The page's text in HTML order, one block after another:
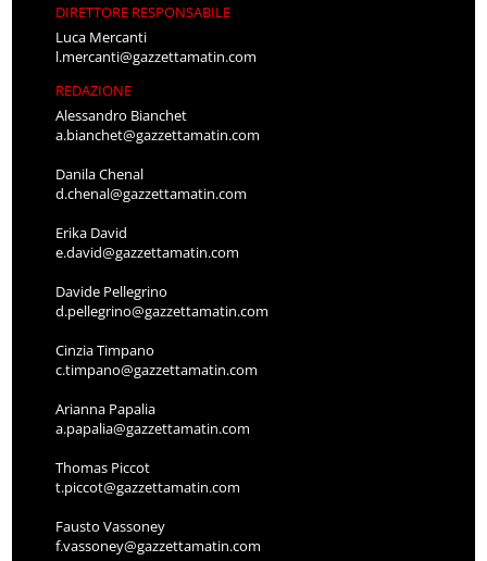
DIRETTORE RESPONSABILE
Luca Mercanti
l.mercanti@gazzettamatin.com
REDAZIONE
Alessandro Bianchet
a.bianchet@gazzettamatin.com
Danila Chenal
d.chenal@gazzettamatin.com
Erika David
e.david@gazzettamatin.com
Davide Pellegrino
d.pellegrino@gazzettamatin.com
Cinzia Timpano
c.timpano@gazzettamatin.com
Arianna Papalia
a.papalia@gazzettamatin.com
Thomas Piccot
t.piccot@gazzettamatin.com
Fausto Vassoney
f.vassoney@gazzettamatin.com